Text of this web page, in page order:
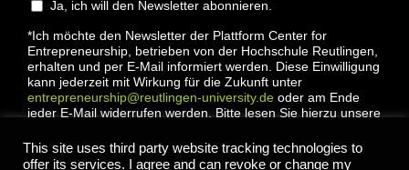
Ja, ich will den Newsletter abonnieren.
*Ich möchte den Newsletter der Plattform Center for
Entrepreneurship, betrieben von der Hochschule Reutlingen,
erhalten und per E-Mail informiert werden. Diese Einwilligung
kann jederzeit mit Wirkung für die Zukunft unter
entrepreneurship@reutlingen-university.de oder am Ende
jeder E-Mail widerrufen werden. Bitte lesen Sie hierzu unsere
This site uses third party website tracking technologies to
offer its services. I agree and can revoke or change my